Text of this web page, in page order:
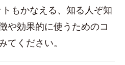
もかなえる、知る人ぞ知
や効果的に使うためのコ
てください。